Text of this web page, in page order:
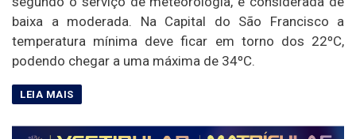
baixa a moderada. Na Capital do São Francisco a
temperatura mínima deve ficar em torno dos 22ºC,
podendo chegar a uma máxima de 34ºC.